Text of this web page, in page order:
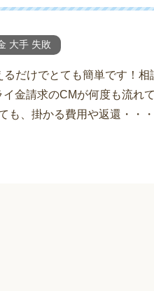
大手 失敗
だけでとても簡単です！
金請求のCMが何度も流れ
も、掛かる費用や返還・・・